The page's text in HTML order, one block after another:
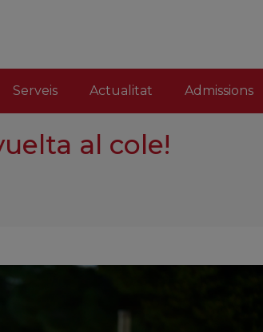
Serveis Actualitat Admissions
al cole!